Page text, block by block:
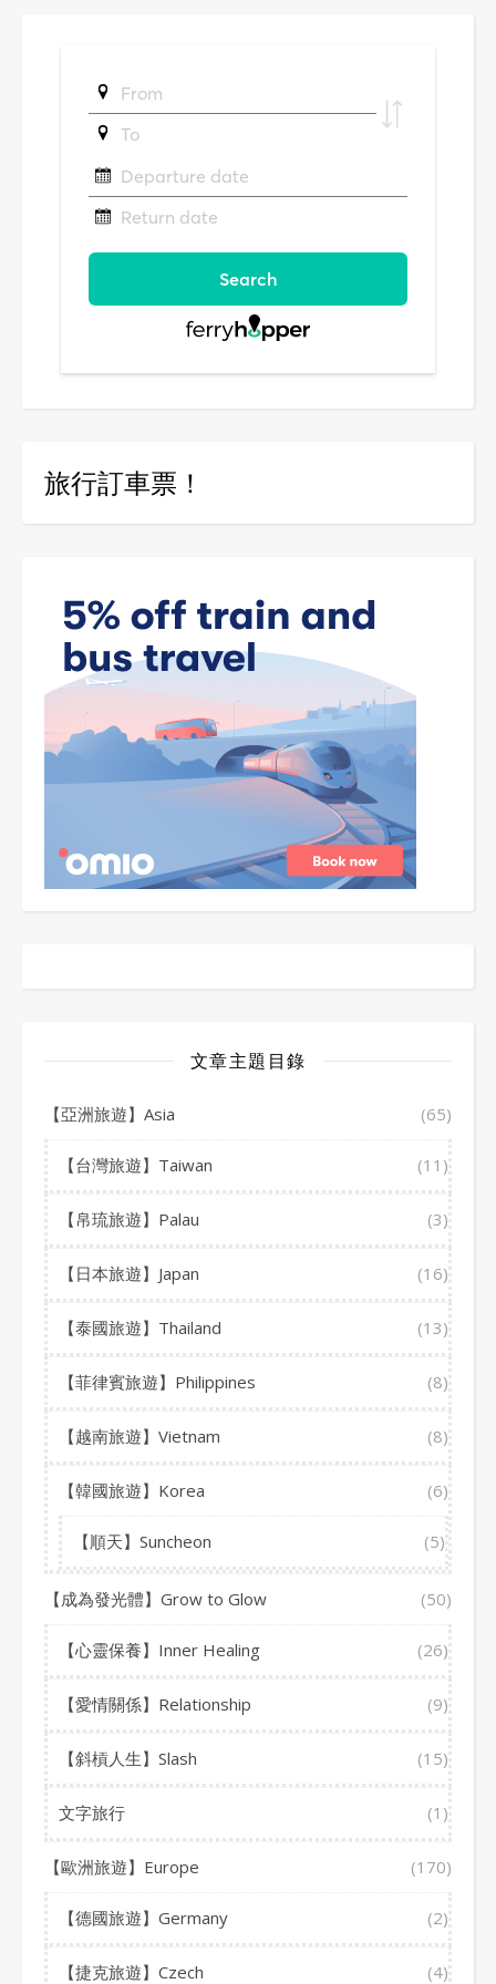
旅行訂車票！
文章主題目錄
【亞洲旅遊】Asia (65)
【台灣旅遊】Taiwan (11)
【帛琉旅遊】Palau (3)
【日本旅遊】Japan (16)
【泰國旅遊】Thailand (13)
【菲律賓旅遊】Philippines (8)
【越南旅遊】Vietnam (8)
【韓國旅遊】Korea (6)
【順天】Suncheon (5)
【成為發光體】Grow to Glow (50)
【心靈保養】Inner Healing (26)
【愛情關係】Relationship (9)
【斜槓人生】Slash (15)
文字旅行 (1)
【歐洲旅遊】Europe (170)
【德國旅遊】Germany (2)
【捷克旅遊】Czech (4)